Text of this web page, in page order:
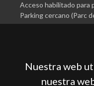
Acceso habilitado para
Parking cercano (Parc
Nuestra web
nuestra